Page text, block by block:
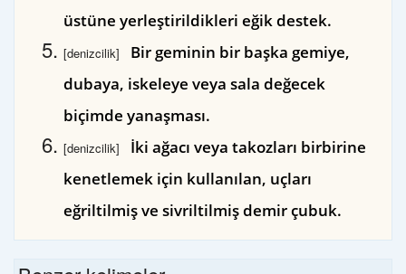
üstüne yerleştirildikleri eğik destek.
[denizcilik]
Bir geminin bir başka gemiye,
dubaya, iskeleye veya sala değecek
biçimde yanaşması.
[denizcilik]
İki ağacı veya takozları birbirine
kenetlemek için kullanılan, uçları
eğriltilmiş ve sivriltilmiş demir çubuk.